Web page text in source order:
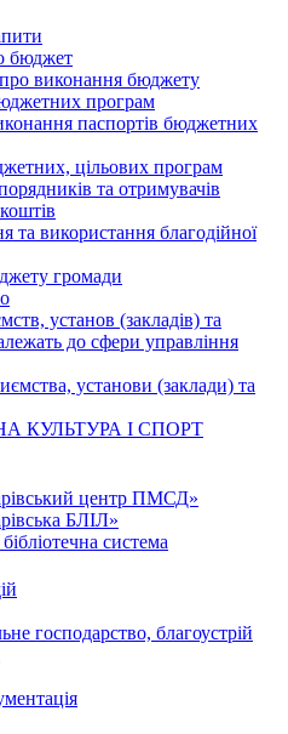
бюджет
виконання бюджету
програм
паспортів бюджетних
цільових програм
та отримувачів
та використання благодійної
громади
установ (закладів) та
до сфери управління
установи (заклади) та
КУЛЬТУРА І СПОРТ
центр ПМСД»
БЛІЛ»
система
господарство, благоустрій